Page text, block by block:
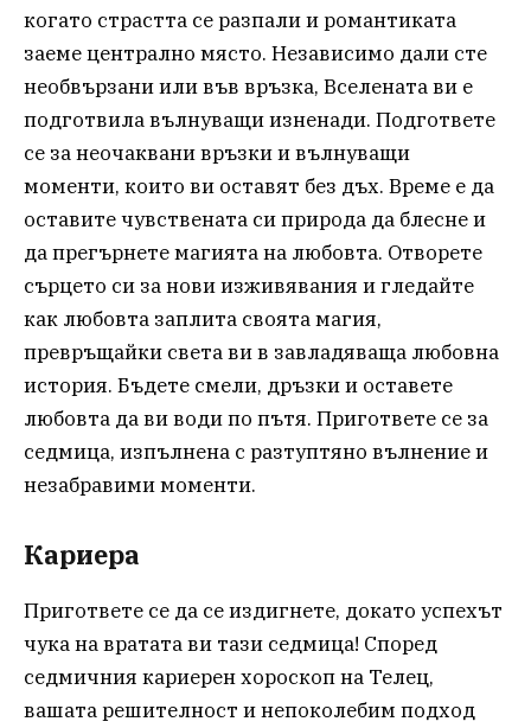
когато страстта се разпали и романтиката
заеме централно място. Независимо дали сте
необвързани или във връзка, Вселената ви е
подготвила вълнуващи изненади. Подгответе
се за неочаквани връзки и вълнуващи
моменти, които ви оставят без дъх. Време е да
оставите чувствената си природа да блесне и
да прегърнете магията на любовта. Отворете
сърцето си за нови изживявания и гледайте
как любовта заплита своята магия,
превръщайки света ви в завладяваща любовна
история. Бъдете смели, дръзки и оставете
любовта да ви води по пътя. Пригответе се за
седмица, изпълнена с разтуптяно вълнение и
незабравими моменти.
Кариера
Пригответе се да се издигнете, докато успехът
чука на вратата ви тази седмица! Според
седмичния кариерен хороскоп на Телец,
вашата решителност и непоколебим подход